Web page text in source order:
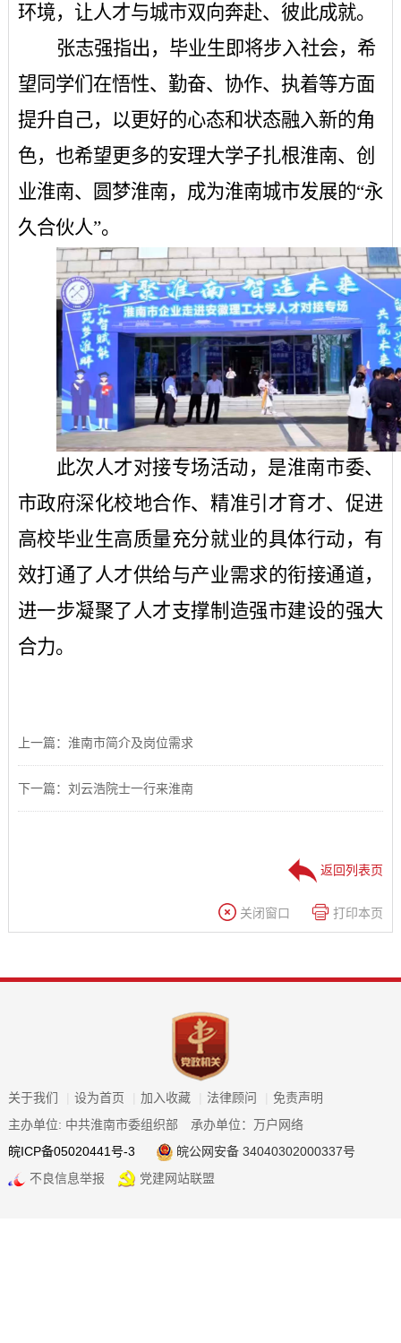
环境，让人才与城市双向奔赴、彼此成就。
张志强指出，毕业生即将步入社会，希
望同学们在悟性、勤奋、协作、执着等方面
提升自己，以更好的心态和状态融入新的角
色，也希望更多的安理大学子扎根淮南、创
业淮南、圆梦淮南，成为淮南城市发展的“永
久合伙人”。
此次人才对接专场活动，是淮南市委、
市政府深化校地合作、精准引才育才、促进
高校毕业生高质量充分就业的具体行动，有
效打通了人才供给与产业需求的衔接通道，
进一步凝聚了人才支撑制造强市建设的强大
合力。
上一篇：淮南市简介及岗位需求
下一篇：刘云浩院士一行来淮南
返回列表页
关闭窗口 打印本页
关于我们 设为首页 加入收藏 法律顾问
免责声明
主办单位: 中共淮南市委组织部
承办单位：万户网络
皖ICP备05020441号-3
皖公网安备 34040302000337号
不良信息举报
党建网站联盟